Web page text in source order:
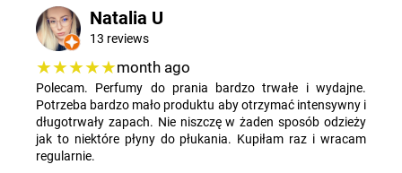
Natalia U
13 reviews
★★★★★month ago
Polecam. Perfumy do prania bardzo trwałe i wydajne.
Potrzeba bardzo mało produktu aby otrzymać intensywny i
długotrwały zapach. Nie niszczę w żaden sposób odzieży
jak to niektóre płyny do płukania. Kupiłam raz i wracam
regularnie.